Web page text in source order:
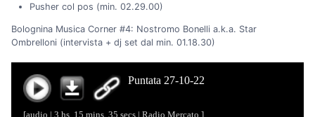
Pusher col pos (min. 02.29.00)
Bolognina Musica Corner #4: Nostromo Bonelli a.k.a. Star
Ombrelloni (intervista + dj set dal min. 01.18.30)